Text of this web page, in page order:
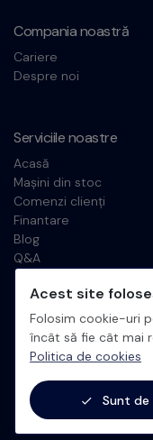
Compania noastră
Cariere
Despre noi
Serviciile noastre
Acasă
Mașini din stoc
Comenzi clienți
Finantare
Blog
Q&A
Recenzii
Copyright ©2016-
rezervate.
Designed &
Acest site
Folosim cookie-uri
încât să fie cât mai
Politica de cookies
Sunt